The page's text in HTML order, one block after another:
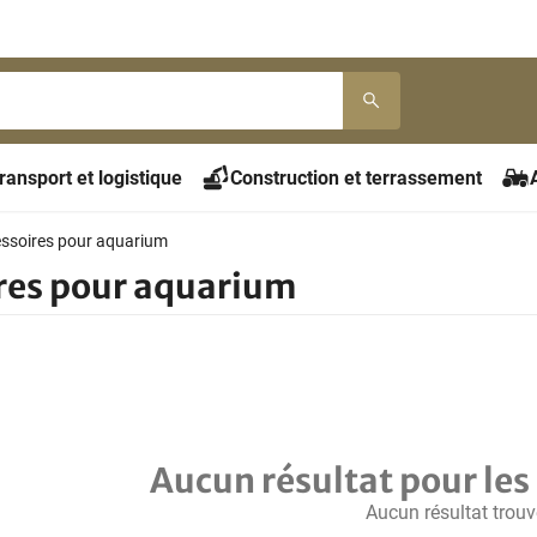
et logistique Construction et terrassement
pour aquarium
pour aquarium
Aucun résultat pour
Aucun résultat